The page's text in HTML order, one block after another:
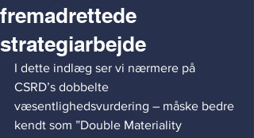
fremadrettede
strategiarbejde
I dette indlæg ser vi nærmere på
CSRD’s dobbelte
væsentlighedsvurdering – måske bedre
kendt som ”Double Materiality